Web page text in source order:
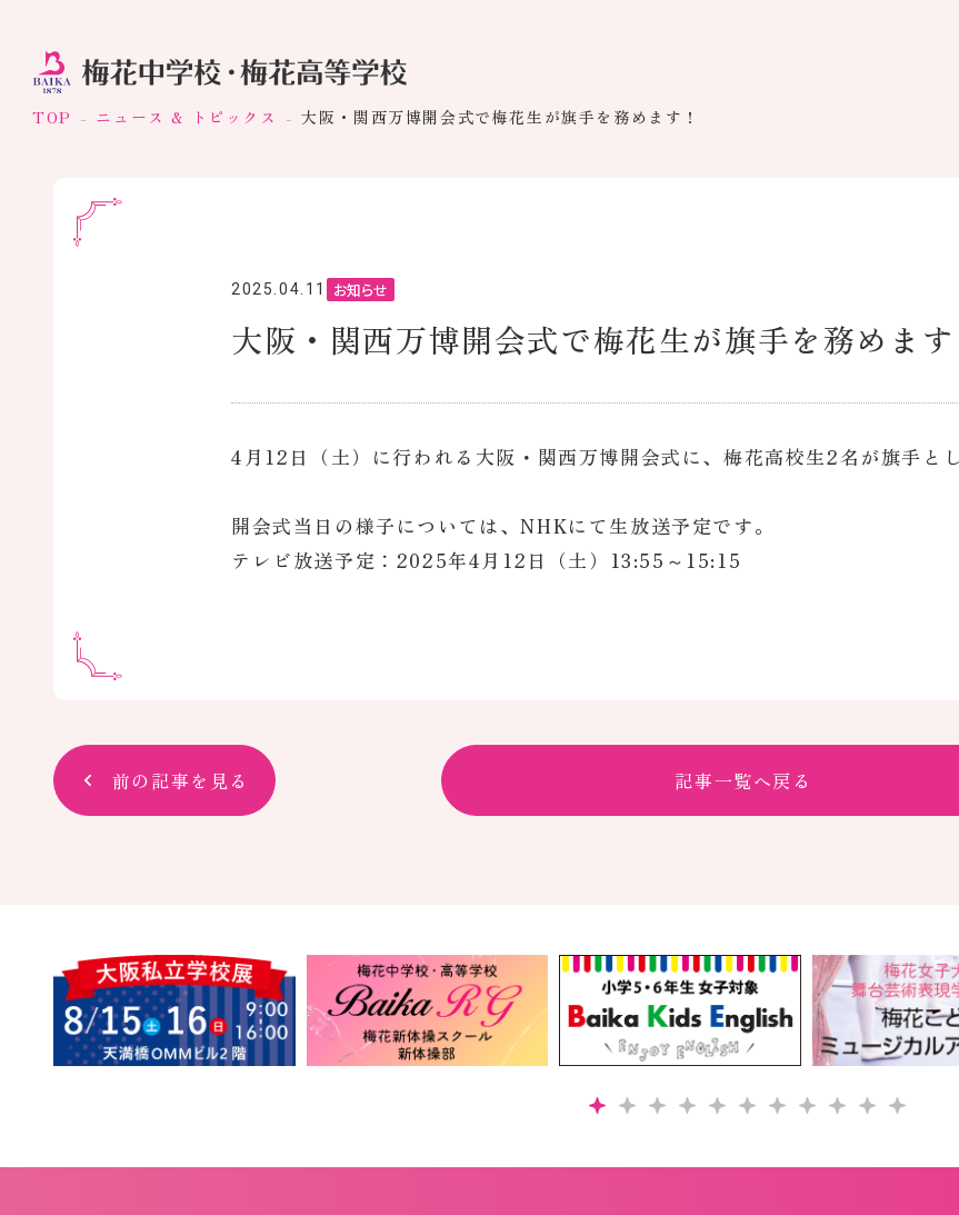
TOP ニュース & トピックス 大阪・関西万博開会式で梅花生が旗手を務めます！
2025.04.11 お知らせ
大阪・関西万博開会式で梅花生が旗手を務めます
4月12日（土）に行われる大阪・関西万博開会式に、梅花高校生2名が旗手と
開会式当日の様子については、NHKにて生放送予定です。
テレビ放送予定：2025年4月12日（土）13:55～15:15
前の記事を見る 記事一覧へ戻る